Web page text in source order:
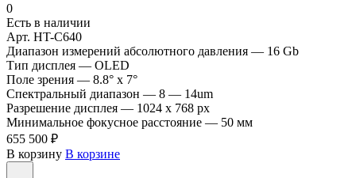
0
Есть в наличии
Арт. HT-C640
Диапазон измерений абсолютного давления — 16 Gb
Тип дисплея — OLED
Поле зрения — 8.8° x 7°
Спектральный диапазон — 8 — 14um
Разрешение дисплея — 1024 x 768 px
Минимальное фокусное расстояние — 50 мм
655 500 ₽
В корзину В корзине